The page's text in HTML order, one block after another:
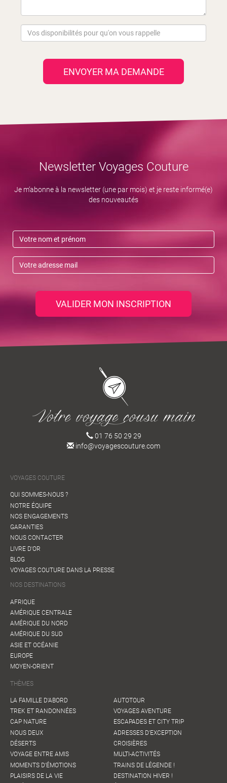
ENVOYER MA DEMANDE
Newsletter Voyages Couture
Je m’abonne à la newsletter (une par mois) et je reste informé(e)
des nouveautés
VALIDER MON INSCRIPTION
01 76 50 29 29
info@voyagescouture.com
VOYAGES COUTURE
QUI SOMMES-NOUS ?
NOTRE ÉQUIPE
NOS ENGAGEMENTS
GARANTIES
NOUS CONTACTER
LIVRE D'OR
BLOG
VOYAGES COUTURE DANS LA PRESSE
NOS DESTINATIONS
AFRIQUE
AMÉRIQUE CENTRALE
AMÉRIQUE DU NORD
AMÉRIQUE DU SUD
ASIE ET OCÉANIE
EUROPE
MOYEN-ORIENT
THÈMES
LA FAMILLE D'ABORD
TREK ET RANDONNÉES
CAP NATURE
NOUS DEUX
DÉSERTS
VOYAGE ENTRE AMIS
MOMENTS D'ÉMOTIONS
PLAISIRS DE LA VIE
AUTOTOUR
VOYAGES AVENTURE
ESCAPADES ET CITY TRIP
ADRESSES D'EXCEPTION
CROISIÈRES
MULTI-ACTIVITÉS
TRAINS DE LÉGENDE !
DESTINATION HIVER !